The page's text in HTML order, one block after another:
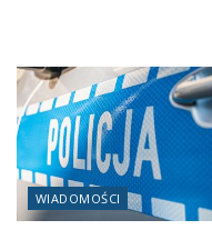
WIADOMOŚCI